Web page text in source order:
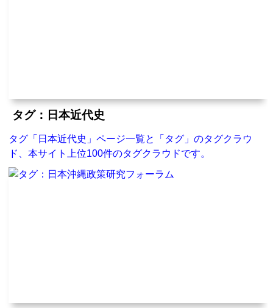
タグ：日本近代史
タグ「日本近代史」ページ一覧と「タグ」のタグクラウ
ド、本サイト上位100件のタグクラウドです。